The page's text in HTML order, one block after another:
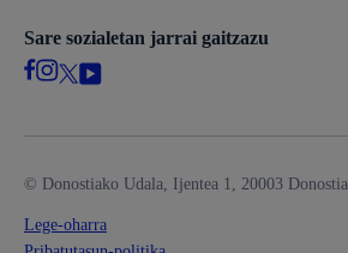
Sare sozialetan jarrai gaitzazu
© Donostiako Udala, Ijentea 1, 20003 Donostia
Lege-oharra